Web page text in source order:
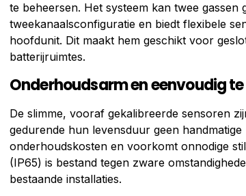
te beheersen. Het systeem kan twee gassen
tweekanaalsconfiguratie en biedt flexibele
hoofdunit. Dit maakt hem geschikt voor
batterijruimtes.
Onderhoudsarm en eenvoudig
De slimme, vooraf gekalibreerde sensoren
gedurende hun levensduur geen
onderhoudskosten en voorkomt onnodige
(IP65) is bestand tegen zware
bestaande installaties.